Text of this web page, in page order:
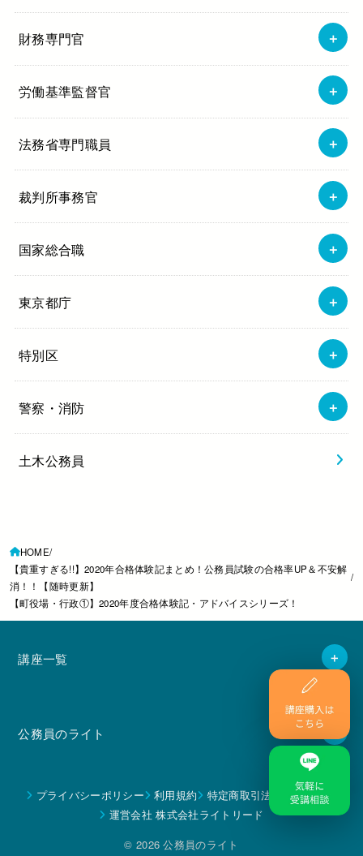
財務専門官
労働基準監督官
法務省専門職員
裁判所事務官
国家総合職
東京都庁
特別区
警察・消防
土木公務員
HOME
【貴重すぎる!!】2020年合格体験記まとめ！公務員試験の合格率UP＆不安解
消！！【随時更新】
【町役場・行政①】2020年度合格体験記・アドバイスシリーズ！
講座一覧
公務員のライト
プライバシーポリシー 利用規約
特定商取引法に基づく表示
運営会社 株式会社ライトリード
© 2026 公務員のライト